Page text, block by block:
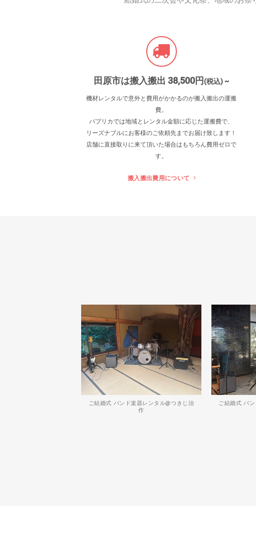
田原市は搬入搬出 38,500円 (税込) ~
機材レンタルで意外と費用がかかるのが搬入搬出の運搬
費。
パプリカでは地域とレンタル金額に応じた運搬費で、
リーズナブルにお客様のご依頼先までお届け致します！
店舗に直接取りに来て頂いた場合はもちろん費用ゼロで
す。
搬入搬出費用について
ご結婚式 バンド楽器レンタル@つきじ治
作
ご結婚式 バ